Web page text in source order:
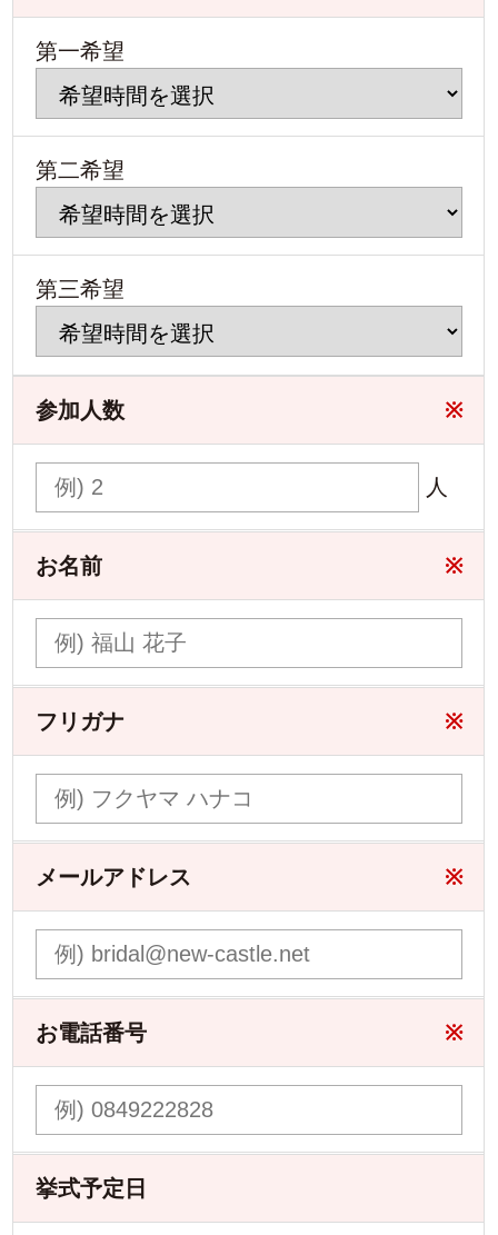
第一希望
第二希望
第三希望
参加人数 ※
人
お名前 ※
フリガナ ※
メールアドレス ※
お電話番号 ※
挙式予定日